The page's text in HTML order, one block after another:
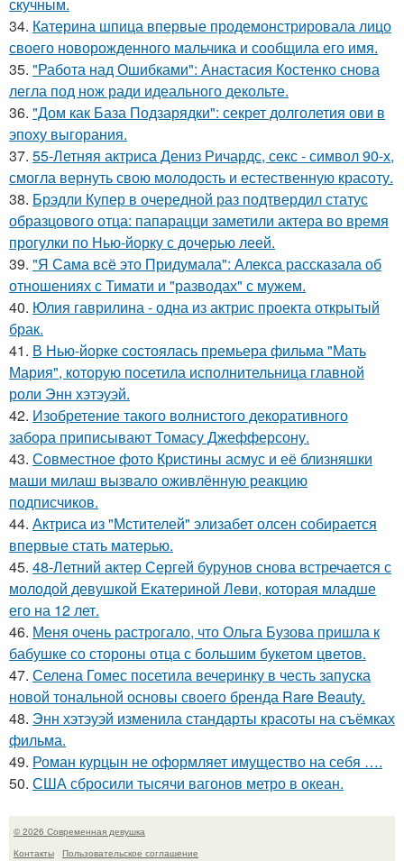
34. Катерина шпица впервые продемонстрировала лицо
своего новорожденного мальчика и сообщила его имя.
35. "Работа над Ошибками": Анастасия Костенко снова
легла под нож ради идеального декольте.
36. "Дом как База Подзарядки": секрет долголетия ови в
эпоху выгорания.
37. 55-Летняя актриса Дениз Ричардс, секс - символ 90-х,
смогла вернуть свою молодость и естественную красоту.
38. Брэдли Купер в очередной раз подтвердил статус
образцового отца: папарацци заметили актера во время
прогулки по Нью-йорку с дочерью леей.
39. "Я Сама всё это Придумала": Алекса рассказала об
отношениях с Тимати и "разводах" с мужем.
40. Юлия гаврилина - одна из актрис проекта открытый
брак.
41. В Нью-йорке состоялась премьера фильма "Мать
Мария", которую посетила исполнительница главной
роли Энн хэтэуэй.
42. Изобретение такого волнистого декоративного
забора приписывают Томасу Джефферсону.
43. Совместное фото Кристины асмус и её близняшки
маши милаш вызвало оживлённую реакцию
подписчиков.
44. Актриса из "Мстителей" элизабет олсен собирается
впервые стать матерью.
45. 48-Летний актер Сергей бурунов снова встречается с
молодой девушкой Екатериной Леви, которая младше
его на 12 лет.
46. Меня очень растрогало, что Ольга Бузова пришла к
бабушке со стороны отца с большим букетом цветов.
47. Селена Гомес посетила вечеринку в честь запуска
новой тональной основы своего бренда Rare Beauty.
48. Энн хэтэуэй изменила стандарты красоты на съёмках
фильма.
49. Роман курцын не оформляет имущество на себя ….
50. США сбросили тысячи вагонов метро в океан.
© 2026 Современная девушка
Контакты
Пользовательское соглашение